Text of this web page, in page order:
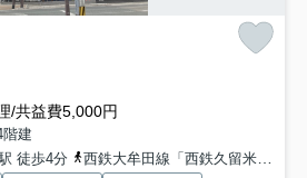
/共益費5,000円
建
徒歩4分
西鉄大牟田線「西鉄久留米」駅 徒歩10分